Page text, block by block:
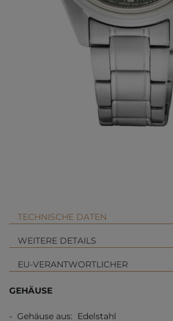
TECHNISCHE DATEN
WEITERE DETAILS
EU-VERANTWORTLICHER
GEHÄUSE
- Gehäuse aus: Edelstahl